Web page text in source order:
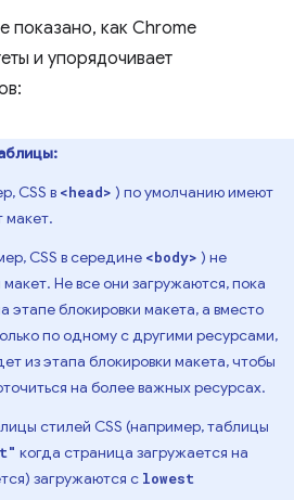
показано, как Chrome
и упорядочивает
CSS в <head> ) по умолчанию имеют
макет.
CSS в середине <body> ) не
Не все они загружаются, пока
этапе блокировки макета, а вместо
по одному с другими ресурсами,
из этапа блокировки макета, чтобы
на более важных ресурсах.
стилей CSS (например, таблицы
когда страница загружается на
загружаются с lowest